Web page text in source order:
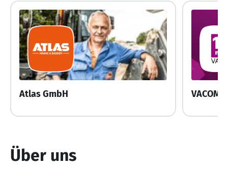
Atlas GmbH VACOM
Über uns